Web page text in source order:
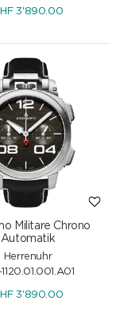
3'890.00
Militare Chrono
Automatik
Herrenuhr
3'890.00